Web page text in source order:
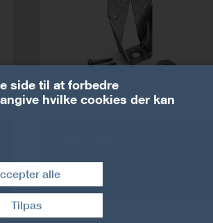
side til at forbedre
hvilke cookies der kan
alle
tilbage
Tilpas